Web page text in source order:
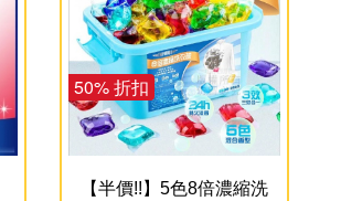
50% 折扣
【半價!!】5色8倍濃縮洗